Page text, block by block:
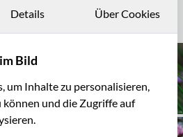
Details Über Cookies
Bild
um Inhalte zu personalisieren,
und die Zugriffe auf